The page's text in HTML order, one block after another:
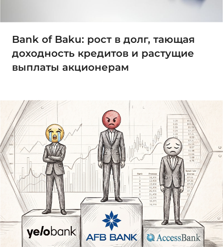
Bank of Baku: рост в долг, тающая
доходность кредитов и растущие
выплаты акционерам